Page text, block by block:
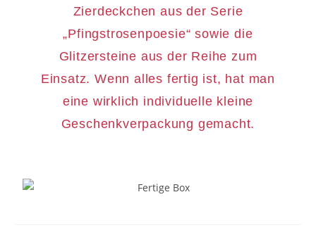
Zierdeckchen aus der Serie
„Pfingstrosenpoesie“ sowie die
Glitzersteine aus der Reihe zum
Einsatz. Wenn alles fertig ist, hat man
eine wirklich individuelle kleine
Geschenkverpackung gemacht.